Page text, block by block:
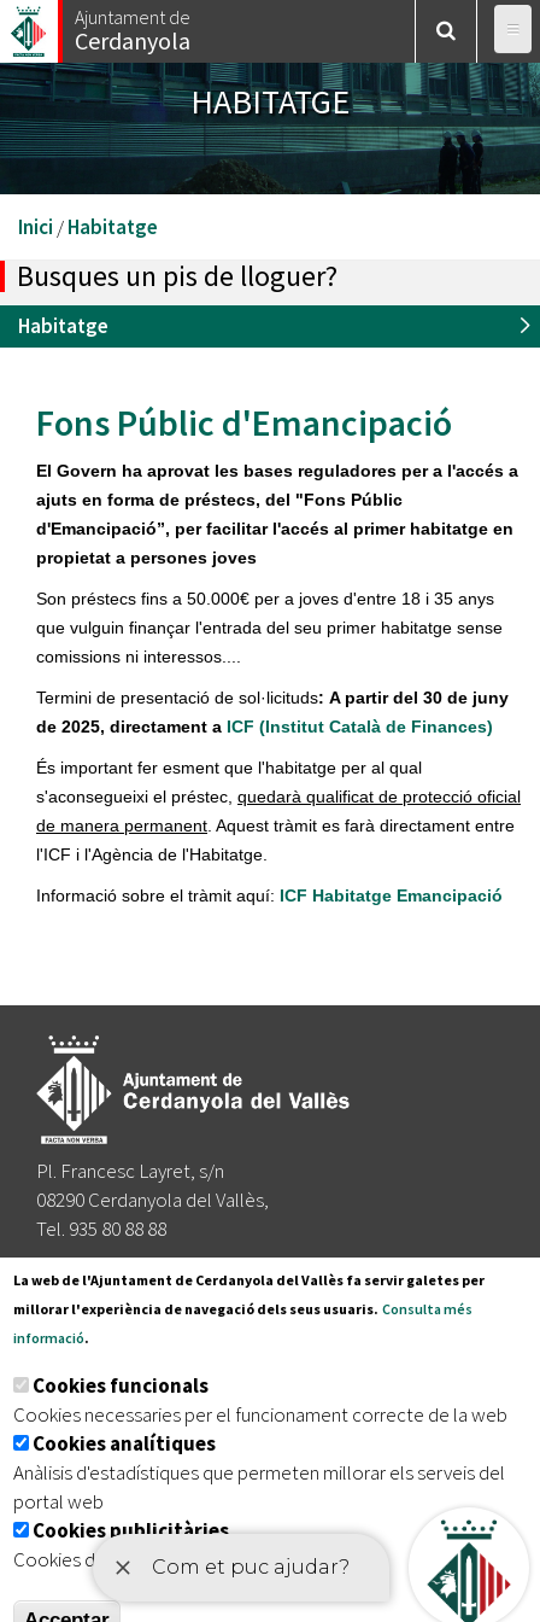
Vés
al
contingut
Ajuntament de
Cerdanyola
HABITATGE
Esteu
aquí
Inici /Habitatge
Busques un pis de lloguer?
Habitatge
Fons Públic d'Emancipació
El Govern ha aprovat les bases reguladores per a l'accés a
ajuts en forma de préstecs, del "Fons Públic
d'Emancipació”, per facilitar l'accés al primer habitatge en
propietat a persones joves
Son préstecs fins a 50.000€ per a joves d'entre 18 i 35 anys
que vulguin finançar l'entrada del seu primer habitatge sense
comissions ni interessos....
Termini de presentació de sol·licituds: A partir del 30 de juny
de 2025, directament a ICF (Institut Català de Finances)
És important fer esment que l'habitatge per al qual
s'aconsegueixi el préstec, quedarà qualificat de protecció oficial
de manera permanent . Aquest tràmit es farà directament entre
l'ICF i l'Agència de l'Habitatge.
Informació sobre el tràmit aquí: ICF Habitatge Emancipació
Pl. Francesc Layret, s/n
08290 Cerdanyola del Vallès,
Tel. 935 80 88 88
Segueix-nos a:
Subscriu-te al nostre butlletí
Inici | Avís legal | Protecció de dades
| Accessibilitat
La web de l'Ajuntament de Cerdanyola del Vallès fa servir galetes per
millorar l'experiència de navegació dels seus usuaris. Consulta més
informació.
Cookies funcionals
Cookies necessaries per el funcionament correcte de la web
Cookies analítiques
Anàlisis d'estadístiques que permeten millorar els serveis del
portal web
Cookies publicitàries
Cookies de tercers amb finalitat publicitària